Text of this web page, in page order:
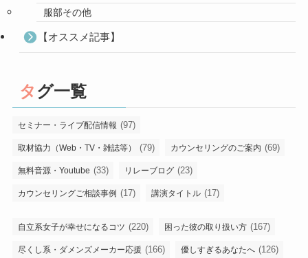
服部その他
【オススメ記事】
タグ一覧
セミナー・ライブ配信情報 (97)
取材協力（Web・TV・雑誌等） (79) カウンセリングのご案内 (69)
無料音源・Youtube (33) リレーブログ (23)
カウンセリングご相談事例 (17) 講演タイトル (17)
自立系女子が幸せになるコツ (220) 困った彼の取り扱い方 (167)
尽くし系・ダメンズメーカー応援 (166) 優しすぎるあなたへ (126)